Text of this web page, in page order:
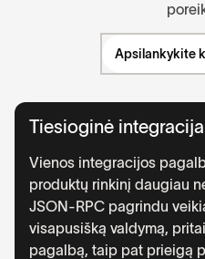
Apsilankykite
Tiesioginė integracija
Vienos integracijos
produktų rinkinį daugiau
JSON-RPC pagrindu
visapusišką valdymą,
pagalbą, taip pat prieigą